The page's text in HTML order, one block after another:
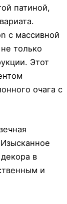
патиной,
с массивной
только
Этот
очага с
в
и